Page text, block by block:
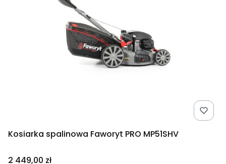
Kosiarka spalinowa Faworyt PRO MP51SHV
Cena
2 449,00 zł